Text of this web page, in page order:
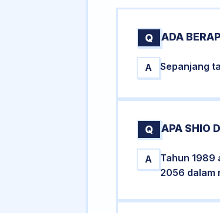
Q ADA
A Sepanjang
Q APA SHIO
A
Tahun 1989
2056 dalam